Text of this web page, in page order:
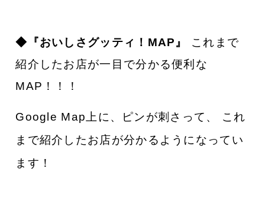
◆『おいしさグッティ！MAP』
これまで
紹介したお店が一目で分かる便利な
MAP！！！
Google Map上に、ピンが刺さって、 これ
まで紹介したお店が分かるようになってい
ます！